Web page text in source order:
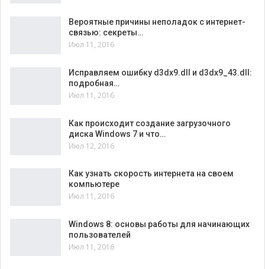
Вероятные причины неполадок с интернет-
связью: секреты…
Июл 11, 2016
Исправляем ошибку d3dx9.dll и d3dx9_43.dll:
подробная…
Июл 11, 2016
Как происходит создание загрузочного
диска Windows 7 и что…
Июл 12, 2016
Как узнать скорость интернета на своем
компьютере
Июл 11, 2016
Windows 8: основы работы для начинающих
пользователей
Июл 11, 2016